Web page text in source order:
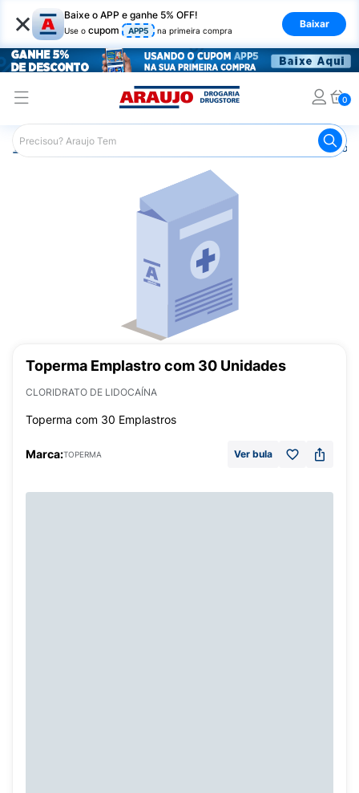
× Baixe o APP e ganhe 5% OFF!
Use o cupom APP5 na primeira compra
Baixar
0
Araujo Medicamentos Remédio
Toperma Emplastro com 30 Unidades
CLORIDRATO DE LIDOCAÍNA
Toperma com 30 Emplastros
Marca:TOPERMA Ver bula